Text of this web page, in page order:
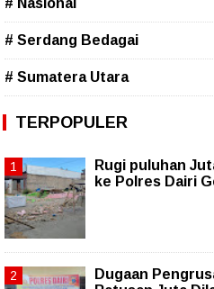
# Nasional
# Serdang Bedagai
# Sumatera Utara
TERPOPULER
Rugi puluhan
ke Polres Dairi
Dugaan